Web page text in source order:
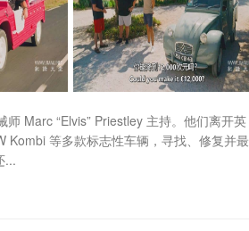
Marc “Elvis” Priestley 主持。他们离开英
Kombi 等多款标志性车辆，寻找、修复并最
...